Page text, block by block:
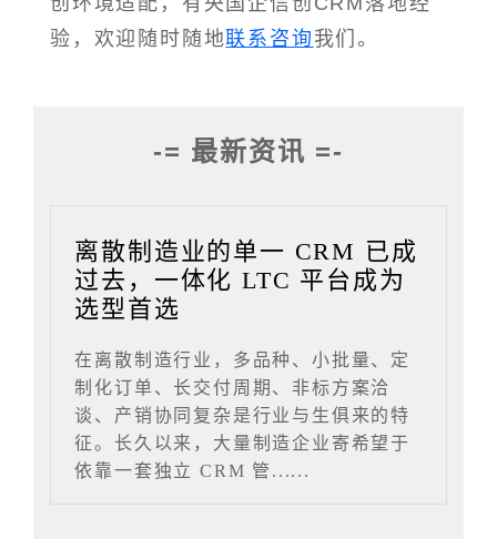
验，欢迎随时随地联系咨询 我们。
-= 最新资讯 =-
离散制造业的单一 CRM 已成
过去，一体化 LTC 平台成为
选型首选
在离散制造行业，多品种、小批量、定
制化订单、长交付周期、非标方案洽
谈、产销协同复杂是行业与生俱来的特
征。长久以来，大量制造企业寄希望于
依靠一套独立 CRM 管......